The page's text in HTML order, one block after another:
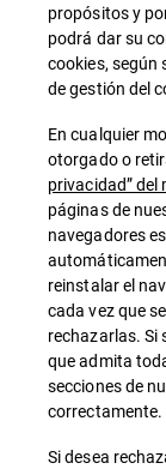
propósitos y
podrá dar su
cookies, según
de gestión del
En cualquier
otorgado o
privacidad” del
páginas de
navegadores
reinstalar el
cada vez que
rechazarlas.
que admita
secciones de
correctamente.
Si desea